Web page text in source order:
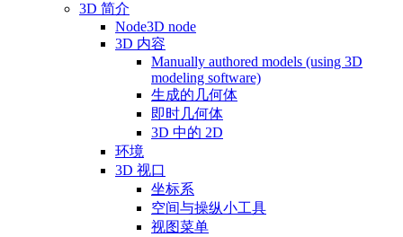
3D 简介
Node3D node
3D 内容
Manually authored models (using 3D
modeling software)
生成的几何体
即时几何体
3D 中的 2D
环境
3D 视口
坐标系
空间与操纵小工具
视图菜单